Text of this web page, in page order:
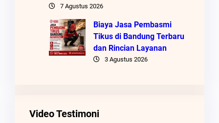
7 Agustus 2026
Biaya Jasa Pembasmi
Tikus di Bandung Terbaru
dan Rincian Layanan
3 Agustus 2026
Video Testimoni